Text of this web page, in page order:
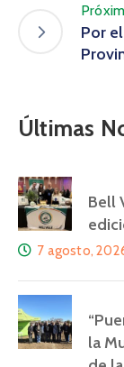
Por
Últimas
Bell
7 agosto,
la